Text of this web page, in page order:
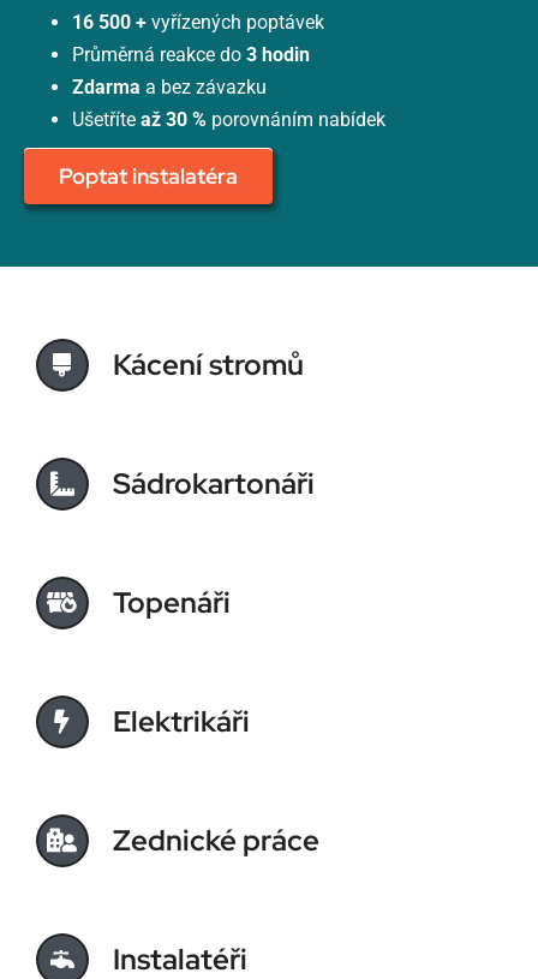
16 500 + vyřízených poptávek
Průměrná reakce do 3 hodin
Zdarma a bez závazku
Ušetříte až 30 %porovnáním nabídek
Poptat instalatéra
Kácení stromů
Sádrokartonáři
Topenáři
Elektrikáři
Zednické práce
Instalatéři